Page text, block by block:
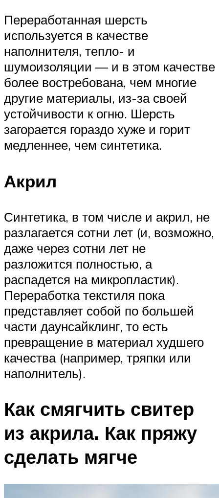
Переработанная шерсть
используется в качестве
наполнителя, тепло- и
шумоизоляции — и в этом качестве
более востребована, чем многие
другие материалы, из-за своей
устойчивости к огню. Шерсть
загорается гораздо хуже и горит
медленнее, чем синтетика.
Акрил
Синтетика, в том числе и акрил, не
разлагается сотни лет (и, возможно,
даже через сотни лет не
разложится полностью, а
распадется на микропластик).
Переработка текстиля пока
представляет собой по большей
части даунсайклинг, то есть
превращение в материал худшего
качества (например, тряпки или
наполнитель).
Как смягчить свитер
из акрила. Как пряжу
сделать мягче